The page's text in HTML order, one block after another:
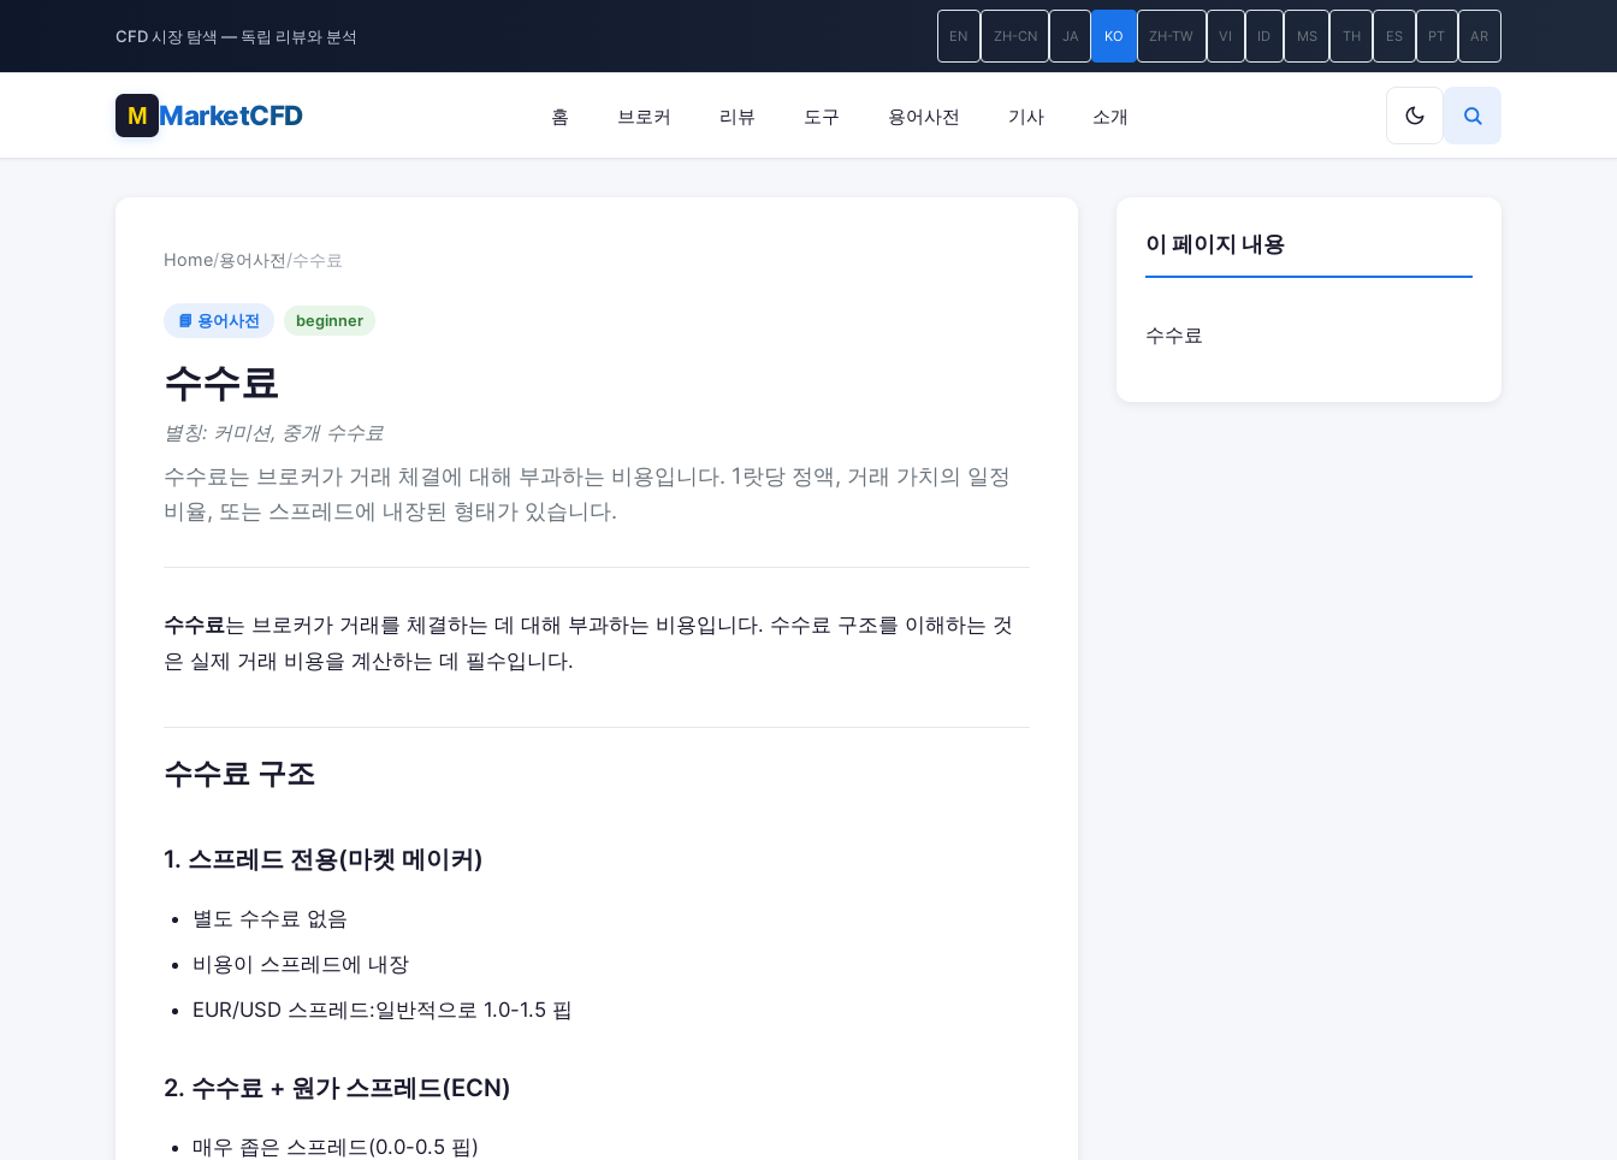
CFD 시장 탐색 — 독립 리뷰와 분석 EN ZH-CN JA KO ZH-TW VI ID MS TH ES PT AR
MarketCFD 홈 브로커 리뷰 도구 용어사전 기사 소개
Home/용어사전/수수료
📘 용어사전 beginner
수수료
별칭: 커미션, 중개 수수료
수수료는 브로커가 거래 체결에 대해 부과하는 비용입니다. 1랏당 정액, 거래 가치의 일정
비율, 또는 스프레드에 내장된 형태가 있습니다.
수수료는 브로커가 거래를 체결하는 데 대해 부과하는 비용입니다. 수수료 구조를 이해하는 것
은 실제 거래 비용을 계산하는 데 필수입니다.
수수료 구조
1. 스프레드 전용(마켓 메이커)
별도 수수료 없음
비용이 스프레드에 내장
EUR/USD 스프레드:일반적으로 1.0-1.5 핍
2. 수수료 + 원가 스프레드(ECN)
매우 좁은 스프레드(0.0-0.5 핍)
이 페이지 내용
수수료